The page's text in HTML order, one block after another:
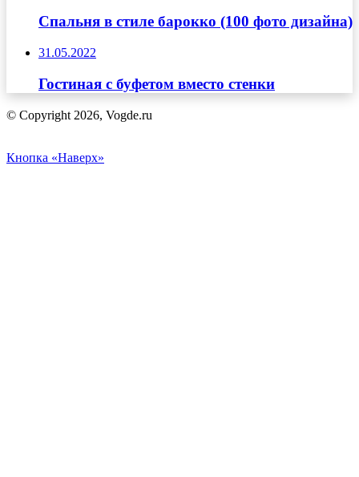
Спальня в стиле барокко (100 фото дизайна)
31.05.2022
Гостиная с буфетом вместо стенки
© Copyright 2026, Vogde.ru
Кнопка «Наверх»